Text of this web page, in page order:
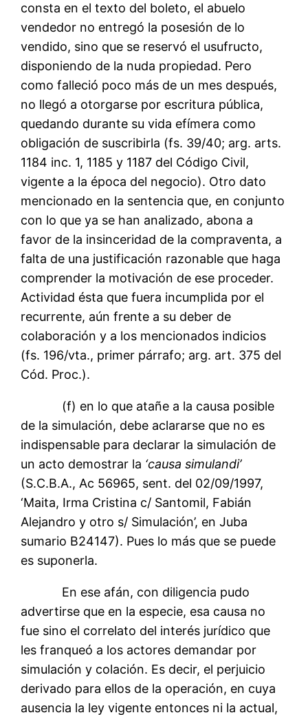
consta en el texto del boleto, el abuelo
vendedor no entregó la posesión de lo
vendido, sino que se reservó el usufructo,
disponiendo de la nuda propiedad. Pero
como falleció poco más de un mes después,
no llegó a otorgarse por escritura pública,
quedando durante su vida efímera como
obligación de suscribirla (fs. 39/40; arg. arts.
1184 inc. 1, 1185 y 1187 del Código Civil,
vigente a la época del negocio). Otro dato
mencionado en la sentencia que, en conjunto
con lo que ya se han analizado, abona a
favor de la insinceridad de la compraventa, a
falta de una justificación razonable que haga
comprender la motivación de ese proceder.
Actividad ésta que fuera incumplida por el
recurrente, aún frente a su deber de
colaboración y a los mencionados indicios
(fs. 196/vta., primer párrafo; arg. art. 375 del
Cód. Proc.).
(f) en lo que atañe a la causa posible
de la simulación, debe aclararse que no es
indispensable para declarar la simulación de
un acto demostrar la ‘causa simulandi’
(S.C.B.A., Ac 56965, sent. del 02/09/1997,
‘Maita, Irma Cristina c/ Santomil, Fabián
Alejandro y otro s/ Simulación’, en Juba
sumario B24147). Pues lo más que se puede
es suponerla.
En ese afán, con diligencia pudo
advertirse que en la especie, esa causa no
fue sino el correlato del interés jurídico que
les franqueó a los actores demandar por
simulación y colación. Es decir, el perjuicio
derivado para ellos de la operación, en cuya
ausencia la ley vigente entonces ni la actual,